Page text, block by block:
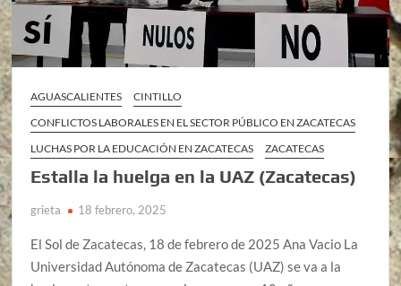
AGUASCALIENTES
CINTILLO
CONFLICTOS LABORALES EN EL SECTOR PÚBLICO EN ZACATECAS
LUCHAS POR LA EDUCACIÓN EN ZACATECAS
ZACATECAS
Estalla la huelga en la UAZ (Zacatecas)
grieta 18 febrero, 2025
El Sol de Zacatecas, 18 de febrero de 2025 Ana Vacio La
Universidad Autónoma de Zacatecas (UAZ) se va a la